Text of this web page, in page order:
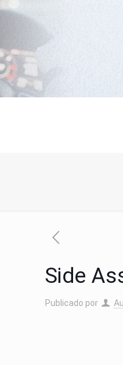
Side
Publicado por